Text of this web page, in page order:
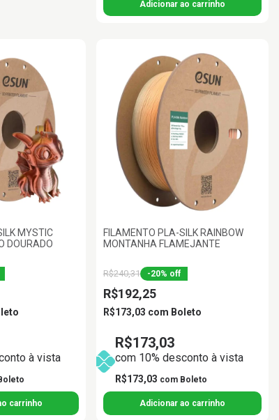
MYSTIC
DOURADO
à vista
FILAMENTO PLA-SILK RAINBOW
MONTANHA FLAMEJANTE
R$240,31 -20% off
R$192,25
R$173,03 com Boleto
R$173,03
com 10% desconto à vista
R$173,03 com Boleto